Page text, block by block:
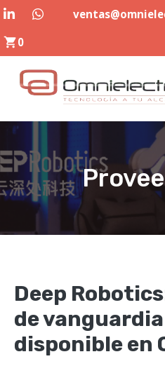
Saltar
contenido
0
Deep
de
disponible en